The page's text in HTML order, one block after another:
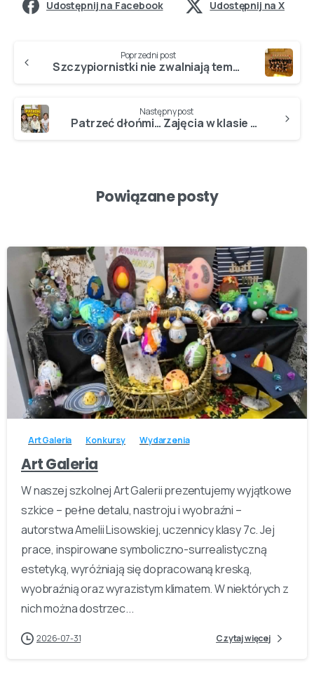
Udostępnij na Facebook Udostępnij na X
Poprzedni post
Szczypiornistki nie zwalniają tempa…
Następny post
Patrzeć dłońmi… Zajęcia w klasie 3a
Powiązane posty
-
Art Galeria Konkursy Wydarzenia
Art Galeria
W naszej szkolnej Art Galerii prezentujemy wyjątkowe
szkice – pełne detalu, nastroju i wyobraźni –
autorstwa Amelii Lisowskiej, uczennicy klasy 7c. Jej
prace, inspirowane symboliczno-surrealistyczną
estetyką, wyróżniają się dopracowaną kreską,
wyobraźnią oraz wyrazistym klimatem. W niektórych z
nich można dostrzec...
2026-07-31 Czytaj więcej